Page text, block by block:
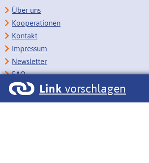
Link vorschlagen
Über uns
Kooperationen
Kontakt
Impressum
Newsletter
FAQ
Copyright